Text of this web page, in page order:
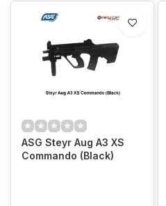
ASG Steyr Aug A3 XS
Commando (Black)